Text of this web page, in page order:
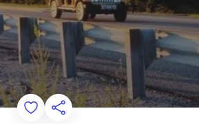
Add to Favorites
Partager cette page